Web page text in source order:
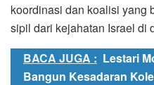
koordinasi dan koalisi yang
sipil dari kejahatan Israel di
BACA JUGA : Lestari
Bangun Kesadaran